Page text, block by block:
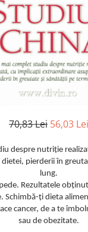
70,83 Lei 56,03 Lei
despre nutriţie
pierderii în
lung.
Rezultatele
Schimbă-ţi dieta
cancer, de a te
sau de obezitate.